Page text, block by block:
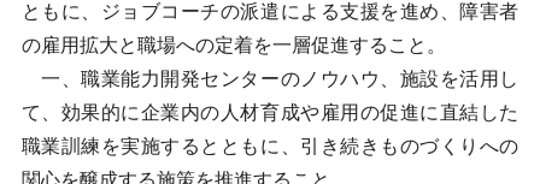
ともに、ジョブコーチの派遣による支援を進め、障害者
の雇用拡大と職場への定着を一層促進すること。
一、職業能力開発センターのノウハウ、施設を活用し
て、効果的に企業内の人材育成や雇用の促進に直結した
職業訓練を実施するとともに、引き続きものづくりへの
関心を醸成する施策を推進すること。